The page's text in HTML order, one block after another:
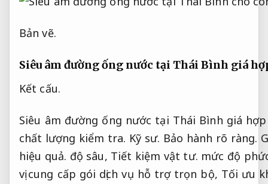
Bản vẽ.
Siêu âm đường ống nước tại Thái Bình giá
Kết cấu.
Siêu âm đường ống nước tại Thái Bình giá
chất lượng kiểm tra. Kỹ sư. Bảo hành rõ ràng.
hiệu quả. độ sâu, Tiết kiệm vật tư. mức độ
vị cung cấp gói dịch vụ hỗ trợ trọn bộ, Tối ưu